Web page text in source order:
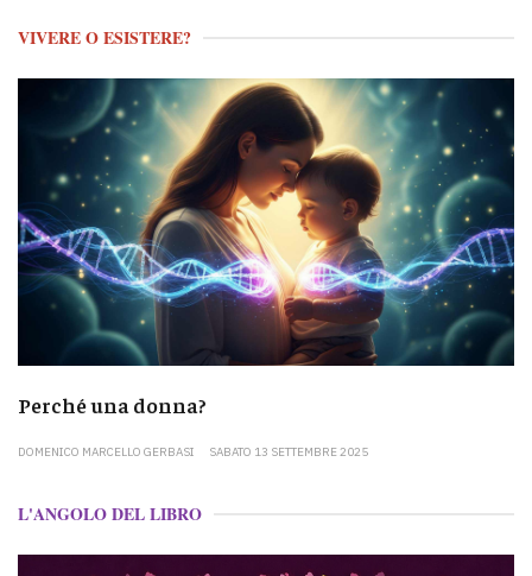
VIVERE O ESISTERE?
Perché una donna?
DOMENICO MARCELLO GERBASI SABATO 13 SETTEMBRE 2025
L'ANGOLO DEL LIBRO